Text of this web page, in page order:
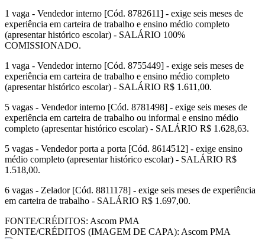
1 vaga - Vendedor interno [Cód. 8782611] - exige seis meses de
experiência em carteira de trabalho e ensino médio completo
(apresentar histórico escolar) - SALÁRIO 100%
COMISSIONADO.
1 vaga - Vendedor interno [Cód. 8755449] - exige seis meses de
experiência em carteira de trabalho e ensino médio completo
(apresentar histórico escolar) - SALÁRIO R$ 1.611,00.
5 vagas - Vendedor interno [Cód. 8781498] - exige seis meses de
experiência em carteira de trabalho ou informal e ensino médio
completo (apresentar histórico escolar) - SALÁRIO R$ 1.628,63.
5 vagas - Vendedor porta a porta [Cód. 8614512] - exige ensino
médio completo (apresentar histórico escolar) - SALÁRIO R$
1.518,00.
6 vagas - Zelador [Cód. 8811178] - exige seis meses de experiência
em carteira de trabalho - SALÁRIO R$ 1.697,00.
FONTE/CRÉDITOS: Ascom PMA
FONTE/CRÉDITOS (IMAGEM DE CAPA): Ascom PMA